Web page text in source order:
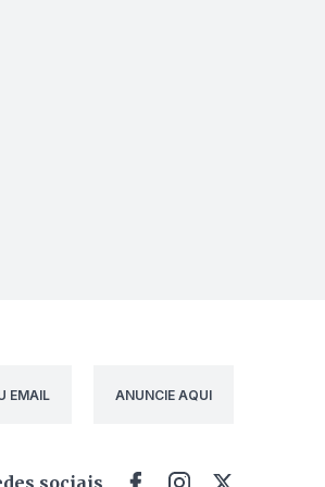
EMAIL ANUNCIE AQUI